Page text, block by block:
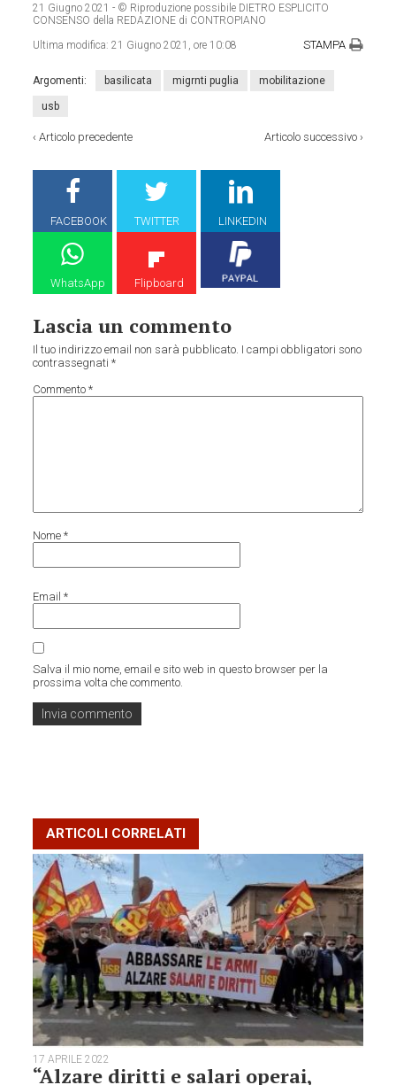
21 Giugno 2021 - © Riproduzione possibile DIETRO ESPLICITO
CONSENSO della REDAZIONE di CONTROPIANO
Ultima modifica:21 Giugno 2021, ore 10:08 STAMPA
Argomenti: basilicata migrnti puglia mobilitazione
usb
‹Articolo precedente Articolo successivo›
FACEBOOK TWITTER LINKEDIN
WhatsApp Flipboard
Lascia un commento
Il tuo indirizzo email non sarà pubblicato. I campi obbligatori sono
contrassegnati*
Commento*
Nome*
Email*
Salva il mio nome, email e sito web in questo browser per la
prossima volta che commento.
ARTICOLI CORRELATI
17 APRILE 2022
“Alzare diritti e salari operai,